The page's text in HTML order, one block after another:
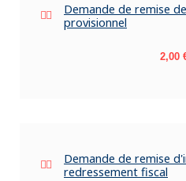
Demande de remise
provisionnel
Prix
2,00
Demande de remise
redressement fiscal